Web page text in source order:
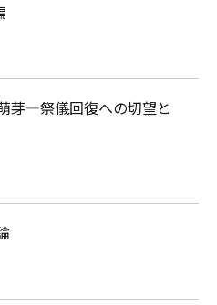
芽―祭儀回復への切望と